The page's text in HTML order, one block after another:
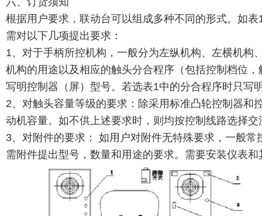
根据用户要求，联动台可以组成多种不同的形式。如
需对以下几项提出要求：
1、对于手柄所控机构，一般分为左纵机构、左横机
机构的用途以及相应的触头分合程序（包括控制档位
写明控制器（屏）型号。若选表1中的分合程序时只写
2、对触头容量等级的要求：除采用标准凸轮控制器
动机容量。如不供上述要求时，则均按控制线路选择
3、对附件的要求： 如用户对附件无特殊要求，一般
需附件提出型号，数量和用途的要求。需要安装仪表